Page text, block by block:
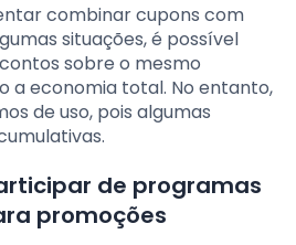
combinar cupons com
situações, é possível
sobre o mesmo
a economia total. No entanto,
de uso, pois algumas
de programas
promoções